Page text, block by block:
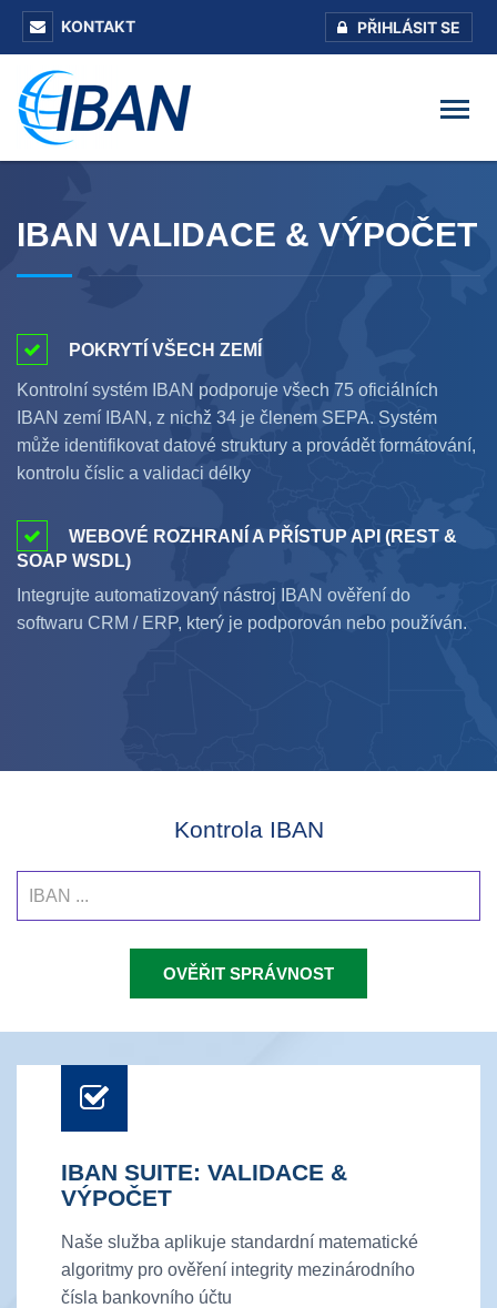
KONTAKT PŘIHLÁSIT SE
IBAN VALIDACE & VÝPOČET
POKRYTÍ VŠECH ZEMÍ
Kontrolní systém IBAN podporuje všech 75 oficiálních
IBAN zemí IBAN, z nichž 34 je členem SEPA. Systém
může identifikovat datové struktury a provádět formátování,
kontrolu číslic a validaci délky
WEBOVÉ ROZHRANÍ A PŘÍSTUP API (REST &
SOAP WSDL)
Integrujte automatizovaný nástroj IBAN ověření do
softwaru CRM / ERP, který je podporován nebo používán.
Kontrola IBAN
IBAN SUITE: VALIDACE &
VÝPOČET
Naše služba aplikuje standardní matematické
algoritmy pro ověření integrity mezinárodního
čísla bankovního účtu